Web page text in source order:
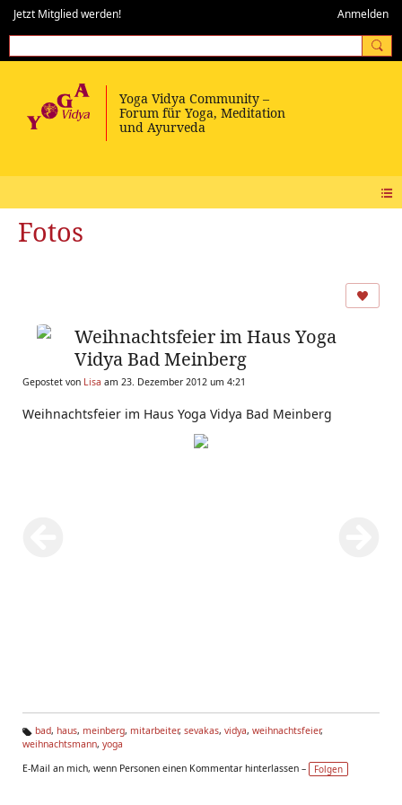
Jetzt Mitglied werden! Anmelden
Fotos
Weihnachtsfeier im Haus Yoga
Vidya Bad Meinberg
Gepostet von Lisa am 23. Dezember 2012 um 4:21
Weihnachtsfeier im Haus Yoga Vidya Bad Meinberg
Ta
s:
bad, haus, meinberg, mitarbeiter, sevakas, vidya, weihnachtsfeier,
weihnachtsmann, yoga
E-Mail an mich, wenn Personen einen Kommentar hinterlassen –
Folgen